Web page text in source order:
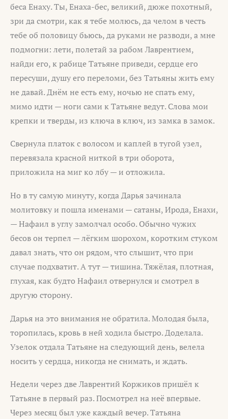
беса Енаху. Ты, Енаха-бес, великий, дюже похотный,
зри да смотри, как я тебе молюсь, да челом в честь
тебе об половицу бьюсь, да руками не разводи, а мне
подмогни: лети, полетай за рабом Лаврентием,
найди его, к рабице Татьяне приведи, сердце его
пересуши, душу его переломи, без Татьяны жить ему
не давай. Днём не есть ему, ночью не спать ему,
мимо идти — ноги сами к Татьяне ведут. Слова мои
крепки и тверды, из ключа в ключ, из замка в замок.
Свернула платок с волосом и каплей в тугой узел,
перевязала красной ниткой в три оборота,
приложила на миг ко лбу — и отложила.
Но в ту самую минуту, когда Дарья зачинала
молитовку и пошла именами — сатаны, Ирода, Енахи,
— Нафаил в углу замолчал особо. Обычно чужих
бесов он терпел — лёгким шорохом, коротким стуком
давал знать, что он рядом, что слышит, что при
случае подхватит. А тут — тишина. Тяжёлая, плотная,
глухая, как будто Нафаил отвернулся и смотрел в
другую сторону.
Дарья на это внимания не обратила. Молодая была,
торопилась, кровь в ней ходила быстро. Доделала.
Узелок отдала Татьяне на следующий день, велела
носить у сердца, никогда не снимать, и ждать.
Недели через две Лаврентий Коржиков пришёл к
Татьяне в первый раз. Посмотрел на неё впервые.
Через месяц был уже каждый вечер. Татьяна